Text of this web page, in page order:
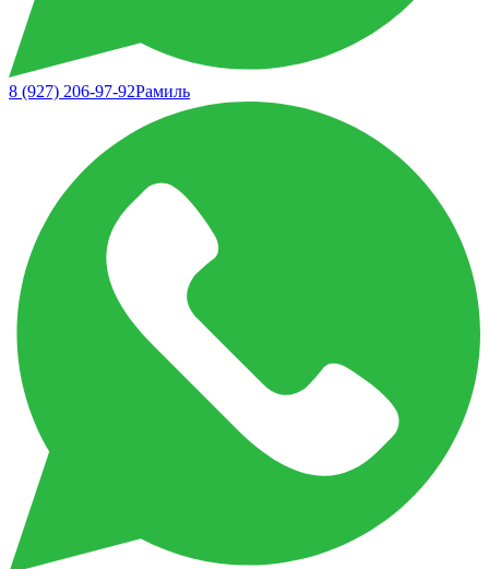
8 (927) 206-97-92Рамиль